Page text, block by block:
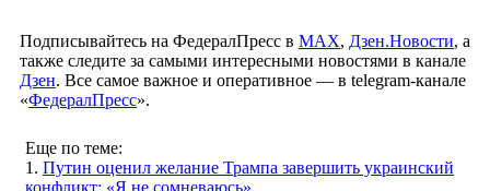
Подписывайтесь на ФедералПресс в МАХ, Дзен.Новости, а
также следите за самыми интересными новостями в канале
Дзен. Все самое важное и оперативное — в telegram-канале
«ФедералПресс».
Еще по теме:
1. Путин оценил желание Трампа завершить украинский
конфликт: «Я не сомневаюсь»